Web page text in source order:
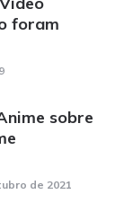
foram
sobre
de 2021